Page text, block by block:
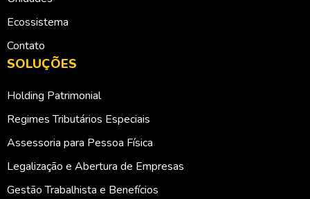
Ecossistema
Contato
SOLUÇÕES
Holding Patrimonial
Regimes Tributários Especiais
Assessoria para Pessoa Física
Legalização e Abertura de Empresas
Gestão Trabalhista e Benefícios